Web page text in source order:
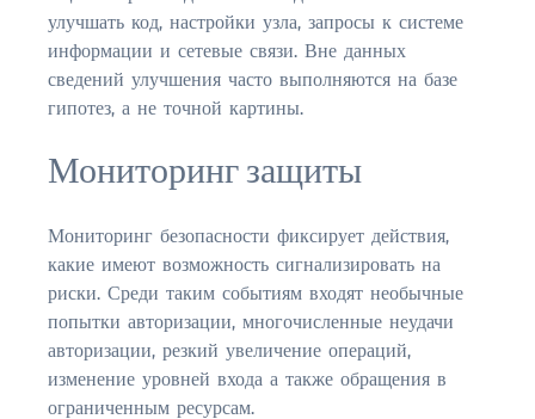
улучшать код, настройки узла, запросы к системе
информации и сетевые связи. Вне данных
сведений улучшения часто выполняются на базе
гипотез, а не точной картины.
Мониторинг защиты
Мониторинг безопасности фиксирует действия,
какие имеют возможность сигнализировать на
риски. Среди таким событиям входят необычные
попытки авторизации, многочисленные неудачи
авторизации, резкий увеличение операций,
изменение уровней входа а также обращения в
ограниченным ресурсам.